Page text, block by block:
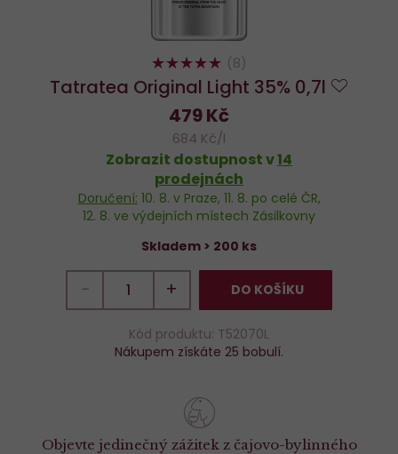
Tatratea Original Light 35% 0,7l
98% (8)
Objevte jedinečný zážitek z čajovo-bylinného
479 Kč
684 Kč/l
Zobrazit dostupnost v14
prodejnách
Doručení: 10. 8. v Praze, 11. 8. po celé ČR,
12. 8. ve výdejních místech Zásilkovny
Skladem > 200 ks
− + DO KOŠÍKU
Kód produktu: T52070L
Nákupem získáte 25 bobulí.